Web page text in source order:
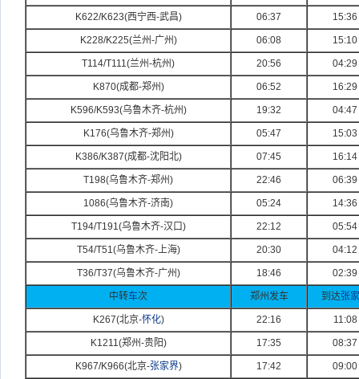
K622/K623(西宁西-武昌) 06:37 15:36
K228/K225(兰州-广州) 06:08 15:10
T114/T111(兰州-杭州) 20:56 04:29
K870(成都-郑州) 06:52 16:29
K596/K593(乌鲁木齐-杭州) 19:32 04:47
K176(乌鲁木齐-郑州) 05:47 15:03
K386/K387(成都-沈阳北) 07:45 16:14
T198(乌鲁木齐-郑州) 22:46 06:39
1086(乌鲁木齐-济南) 05:24 14:36
T194/T191(乌鲁木齐-汉口) 22:12 05:54
T54/T51(乌鲁木齐-上海) 20:30 04:12
T36/T37(乌鲁木齐-广州) 18:46 02:39
中转车次 郑州发车 到达张
K267(北京-怀化) 22:16 11:08
K1211(郑州-贵阳) 17:35 08:37
K967/K966(北京-张家界) 17:42 09:00